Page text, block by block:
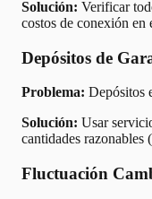
Solución: Verificar
costos de conexión en
Depósitos de
Problema: Depósitos
Solución: Usar
cantidades razonables
Fluctuación